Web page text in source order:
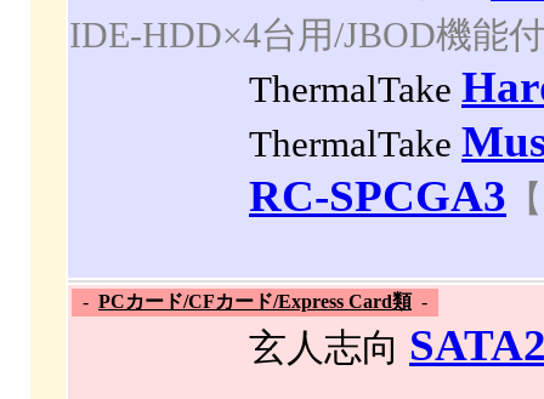
IDE-HDD×4台用/JBOD機能
ThermalTake
ThermalTake
RC-SPCGA3
- PCカード/CFカード/Express Card類-
玄人志向